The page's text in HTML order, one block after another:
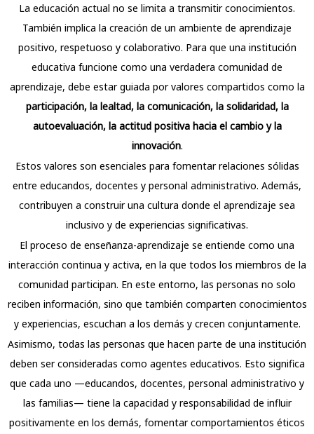
La educación actual no se limita a transmitir conocimientos.
También implica la creación de un ambiente de aprendizaje
positivo, respetuoso y colaborativo. Para que una institución
educativa funcione como una verdadera comunidad de
aprendizaje, debe estar guiada por valores compartidos como la
participación, la lealtad, la comunicación, la solidaridad, la
autoevaluación, la actitud positiva hacia el cambio y la
innovación.
Estos valores son esenciales para fomentar relaciones sólidas
entre educandos, docentes y personal administrativo. Además,
contribuyen a construir una cultura donde el aprendizaje sea
inclusivo y de experiencias significativas.
El proceso de enseñanza-aprendizaje se entiende como una
interacción continua y activa, en la que todos los miembros de la
comunidad participan. En este entorno, las personas no solo
reciben información, sino que también comparten conocimientos
y experiencias, escuchan a los demás y crecen conjuntamente.
Asimismo, todas las personas que hacen parte de una institución
deben ser consideradas como agentes educativos. Esto significa
que cada uno —educandos, docentes, personal administrativo y
las familias— tiene la capacidad y responsabilidad de influir
positivamente en los demás, fomentar comportamientos éticos